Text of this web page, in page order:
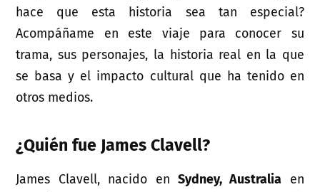
hace que esta historia sea tan especial?
Acompáñame en este viaje para conocer su
trama, sus personajes, la historia real en la que
se basa y el impacto cultural que ha tenido en
otros medios.
¿Quién fue James Clavell?
James Clavell, nacido en Sydney, Australia en